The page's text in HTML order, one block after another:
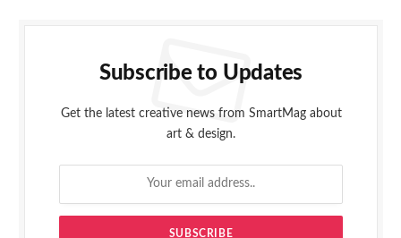
Subscribe to Updates
Get the latest creative news from SmartMag about
art & design.